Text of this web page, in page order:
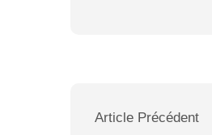
Article Précédent